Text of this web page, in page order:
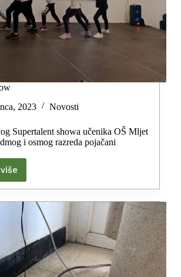
2023
Novosti
Supertalent showa učenika OŠ Mljet
i osmog razreda pojačani